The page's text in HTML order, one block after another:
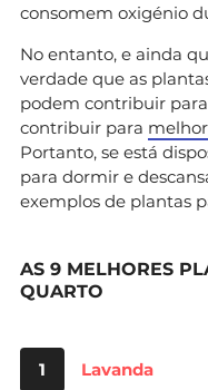
consomem oxigénio
No entanto, e ainda
verdade que as
podem contribuir
contribuir para
Portanto, se está
para dormir e
exemplos de plantas
AS 9 MELHORES
QUARTO
1 Lavanda